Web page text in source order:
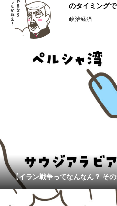
のタイミングで
政治経済
【イラン戦争ってなんなん？ そ